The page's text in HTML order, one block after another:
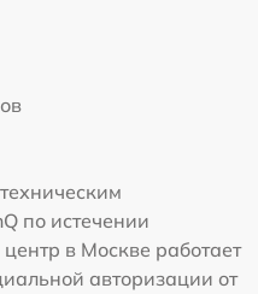
по истечении
в Москве работает
авторизации от